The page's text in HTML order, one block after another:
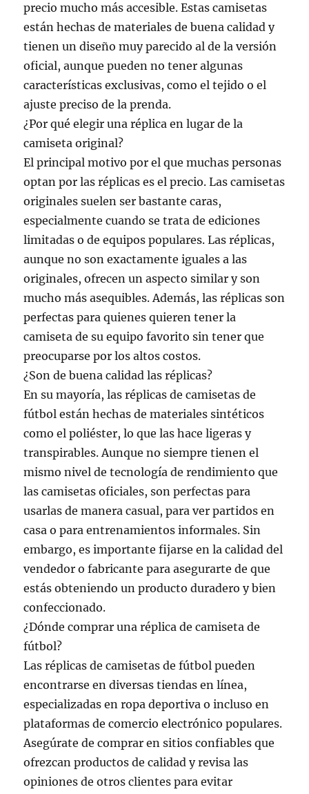
precio mucho más accesible. Estas camisetas
están hechas de materiales de buena calidad y
tienen un diseño muy parecido al de la versión
oficial, aunque pueden no tener algunas
características exclusivas, como el tejido o el
ajuste preciso de la prenda.
¿Por qué elegir una réplica en lugar de la
camiseta original?
El principal motivo por el que muchas personas
optan por las réplicas es el precio. Las camisetas
originales suelen ser bastante caras,
especialmente cuando se trata de ediciones
limitadas o de equipos populares. Las réplicas,
aunque no son exactamente iguales a las
originales, ofrecen un aspecto similar y son
mucho más asequibles. Además, las réplicas son
perfectas para quienes quieren tener la
camiseta de su equipo favorito sin tener que
preocuparse por los altos costos.
¿Son de buena calidad las réplicas?
En su mayoría, las réplicas de camisetas de
fútbol están hechas de materiales sintéticos
como el poliéster, lo que las hace ligeras y
transpirables. Aunque no siempre tienen el
mismo nivel de tecnología de rendimiento que
las camisetas oficiales, son perfectas para
usarlas de manera casual, para ver partidos en
casa o para entrenamientos informales. Sin
embargo, es importante fijarse en la calidad del
vendedor o fabricante para asegurarte de que
estás obteniendo un producto duradero y bien
confeccionado.
¿Dónde comprar una réplica de camiseta de
fútbol?
Las réplicas de camisetas de fútbol pueden
encontrarse en diversas tiendas en línea,
especializadas en ropa deportiva o incluso en
plataformas de comercio electrónico populares.
Asegúrate de comprar en sitios confiables que
ofrezcan productos de calidad y revisa las
opiniones de otros clientes para evitar